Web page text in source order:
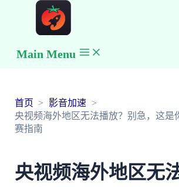
Main Menu
首页
影音加速
央视频海外地区无法播放？别急，这是
赛指南
央视频海外地区无